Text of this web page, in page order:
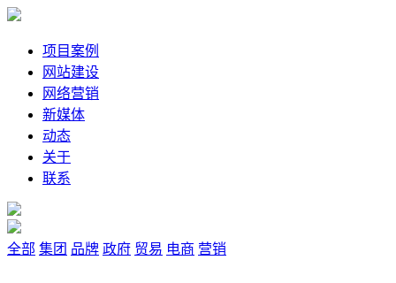
项目案例
网站建设
网络营销
新媒体
动态
关于
联系
全部 集团 品牌 政府 贸易 电商 营销